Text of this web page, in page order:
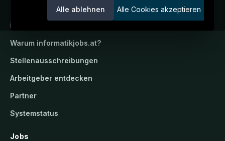
Alle ablehnen Alle Cookies akzeptieren
informatikjobs.at
Warum informatikjobs.at?
Stellenausschreibungen
Arbeitgeber entdecken
Partner
Systemstatus
Jobs